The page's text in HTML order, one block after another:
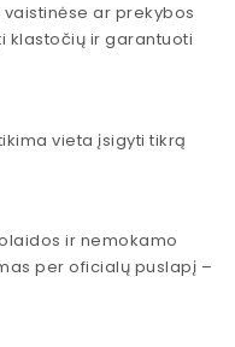
ar prekybos
klastočių ir garantuoti
vieta įsigyti tikrą
ir nemokamo
per oficialų puslapį –